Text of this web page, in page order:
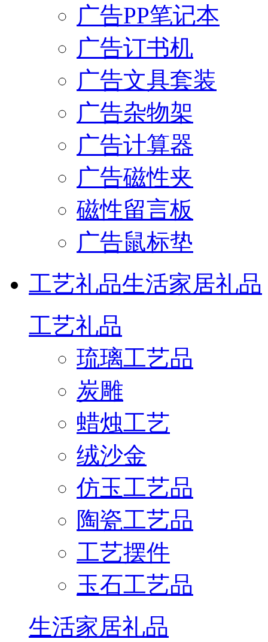
广告PP笔记本
广告订书机
广告文具套装
广告杂物架
广告计算器
广告磁性夹
磁性留言板
广告鼠标垫
工艺礼品生活家居礼品
工艺礼品
琉璃工艺品
炭雕
蜡烛工艺
绒沙金
仿玉工艺品
陶瓷工艺品
工艺摆件
玉石工艺品
生活家居礼品